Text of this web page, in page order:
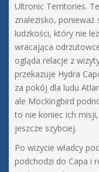
Ultronic Territories.
znalezisko, ponieważ
ludzkości, który nie
wracająca
ogląda relacje z
przekazuje Hydra
za pokój dla ludu
ale Mockingbird
to nie koniec ich misji,
jeszcze szybciej.
Po wizycie władcy
podchodzi do Capa i